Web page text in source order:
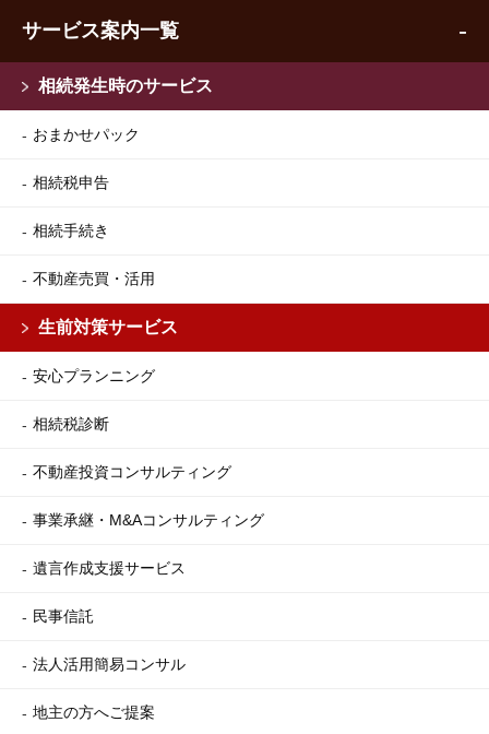
サービス案内一覧
相続発生時のサービス
おまかせパック
相続税申告
相続手続き
不動産売買・活用
生前対策サービス
安心プランニング
相続税診断
不動産投資コンサルティング
事業承継・M&Aコンサルティング
遺言作成支援サービス
民事信託
法人活用簡易コンサル
地主の方へご提案